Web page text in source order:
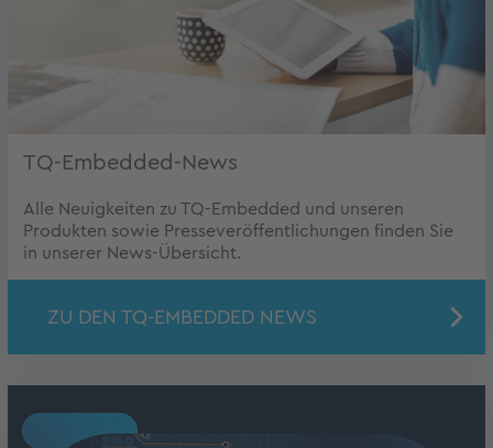
TQ-Embedded-News
Alle Neuigkeiten zu TQ-Embedded und unseren
Produkten sowie Presseveröffentlichungen finden Sie
in unserer News-Übersicht.
ZU DEN TQ-EMBEDDED NEWS